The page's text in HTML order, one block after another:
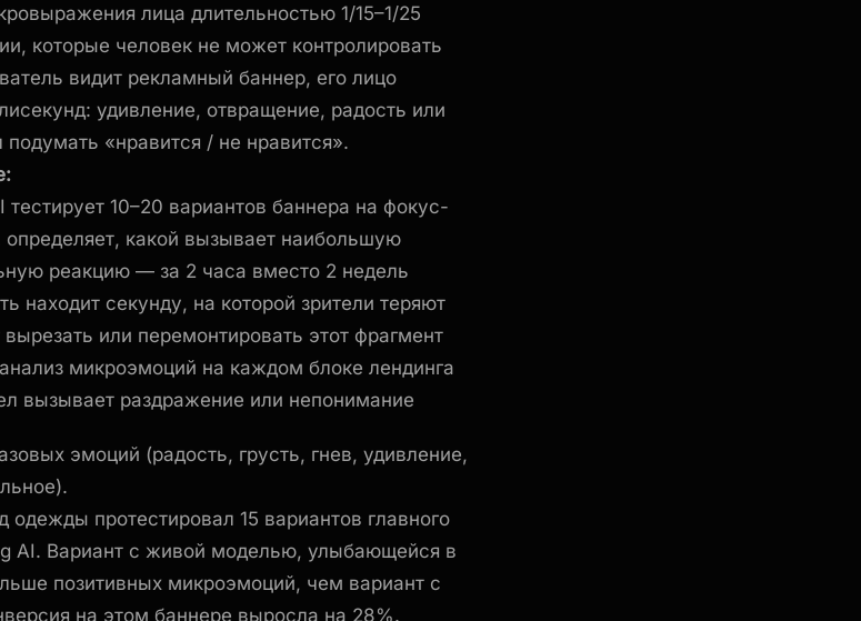
лица длительностью 1/15–1/25
которые человек не может контролировать
видит рекламный баннер, его лицо
удивление, отвращение, радость или
подумать «нравится / не нравится».
тестирует 10–20 вариантов баннера на фокус-
определяет, какой вызывает наибольшую
реакцию — за 2 часа вместо 2 недель
находит секунду, на которой зрители теряют
или перемонтировать этот фрагмент
анализ микроэмоций на каждом блоке лендинга
вызывает раздражение или непонимание
эмоций (радость, грусть, гнев, удивление,
одежды протестировал 15 вариантов главного
AI. Вариант с живой моделью, улыбающейся в
позитивных микроэмоций, чем вариант с
на этом баннере выросла на 28%.